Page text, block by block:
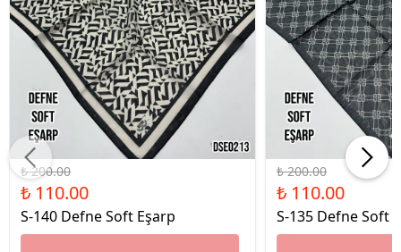
%45 İndirim
₺ 200.00
₺ 110.00
S-140 Defne Soft Eşarp
%45 İndirim
₺ 200.00
₺ 110.00
S-135 Defne Soft